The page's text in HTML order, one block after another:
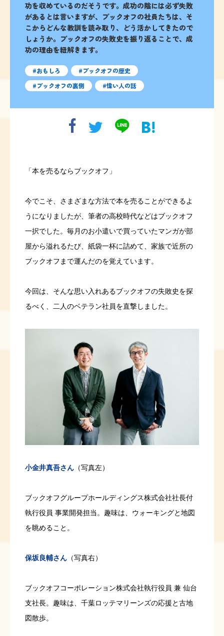
功を収めているのだそうです。成功の陰には必ず失敗
があるとは言いますが、ブックオフの社員たちは、そ
こからどんな教訓を読み取り、どう活かしてきたので
しょうか。ブックオフの失敗史を振り返ることで、成
功の理由を紐解きます。
おもしろ
ブックオフの歴史
ブックオフの裏側
偉い人の話
「本を売るならブックオフ」
今でこそ、さまざまな方法で本を売ることができるよ
うになりましたが、筆者の高校時代などはブックオフ
一択でした。毎月のお小遣いで買っていたマンガが部
屋から溢れるたび、紙袋一杯に詰めて、家族で近所の
ブックオフまで運んだのを覚えています。
今回は、そんな思い入れあるブックオフの失敗史を探
るべく、二人のベテラン社員を直撃しました。
小金井真吾さん （写真左）
ブックオフグループホールディングス株式会社社長付
執行役員 事業開発担当。趣味は、ウォーキングと地図
を眺めること。
保坂良輔さん （写真右）
ブックオフコーポレーション株式会社執行役員 兼 仙台
支社長。趣味は、千葉ロッテマリーンズの応援と古地
図散歩。